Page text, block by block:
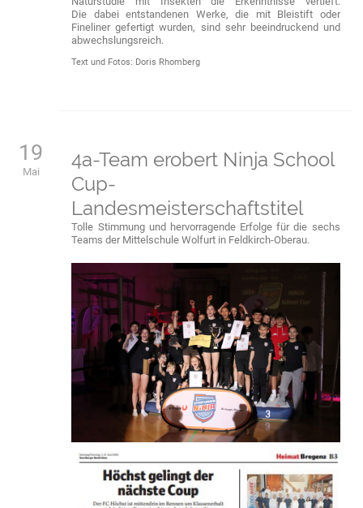
Die dabei entstandenen Werke, die mit Bleistift oder
Fineliner gefertigt wurden, sind sehr beeindruckend und
abwechslungsreich.
Text und Fotos: Doris Rhomberg
19
Mai
4a-Team erobert Ninja School
Cup-
Landesmeisterschaftstitel
Tolle Stimmung und hervorragende Erfolge für die sechs
Teams der Mittelschule Wolfurt in Feldkirch-Oberau.